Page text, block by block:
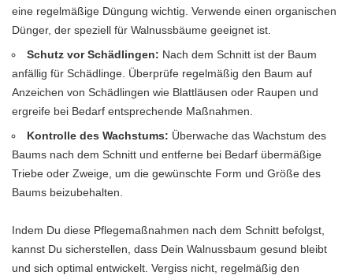
eine regelmäßige Düngung wichtig. Verwende einen organischen
Dünger, der speziell für Walnussbäume geeignet ist.
Schutz vor Schädlingen: Nach dem Schnitt ist der Baum
anfällig für Schädlinge. Überprüfe regelmäßig den Baum auf
Anzeichen von Schädlingen wie Blattläusen oder Raupen und
ergreife bei Bedarf entsprechende Maßnahmen.
Kontrolle des Wachstums: Überwache das Wachstum des
Baums nach dem Schnitt und entferne bei Bedarf übermäßige
Triebe oder Zweige, um die gewünschte Form und Größe des
Baums beizubehalten.
Indem Du diese Pflegemaßnahmen nach dem Schnitt befolgst,
kannst Du sicherstellen, dass Dein Walnussbaum gesund bleibt
und sich optimal entwickelt. Vergiss nicht, regelmäßig den